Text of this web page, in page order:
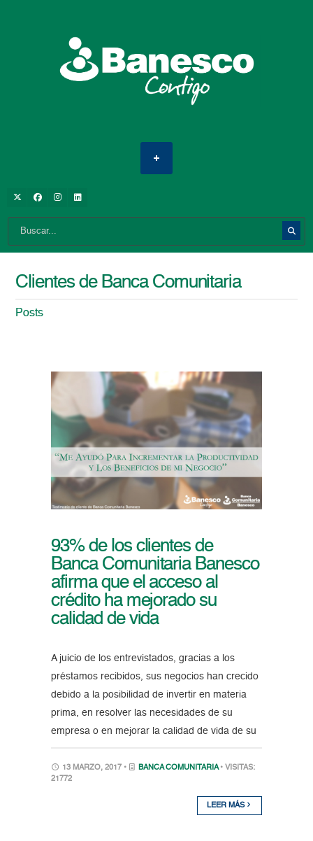
Clientes de Banca Comunitaria
Posts
93% de los clientes de
Banca Comunitaria Banesco
afirma que el acceso al
crédito ha mejorado su
calidad de vida
A juicio de los entrevistados, gracias a los
préstamos recibidos, sus negocios han crecido
debido a la posibilidad de invertir en materia
prima, en resolver las necesidades de su
empresa o en mejorar la calidad de vida de su
13 MARZO, 2017 • BANCA COMUNITARIA • VISITAS:
21772
LEER MÁS